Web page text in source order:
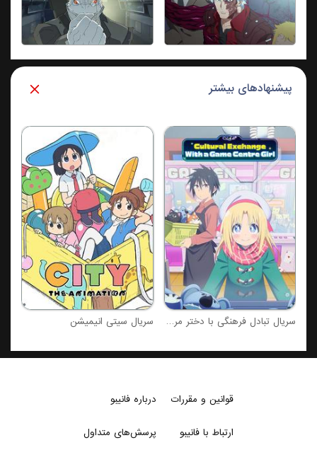
پیشنهادهای بیشتر
سریال سیتی انیمیشن
سریال خانواده جاسوس
قوانین و مقررات درباره فانیبو
ارتباط با فانیبو پرسش‌های متداول